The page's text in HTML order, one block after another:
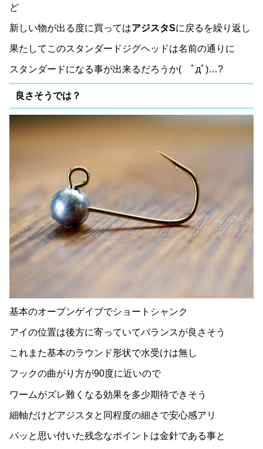
ど
新しい物が出る度に買ってはアジスタSに戻るを繰り返し
果たしてこのスタンダードジグヘッドは名前の通りに
スタンダードになる事が出来るだろうか( ﾟдﾟ)…?
良さそうでは？
基本のオープンゲイブでショートシャンク
アイの位置は後方に寄っていてバランスが良さそう
これまた基本のラウンド形状で水受けは無し
フックの曲がり方が90度に近いので
ワームがズレ難くなる効果を多少期待できそう
細軸だけどアジスタと同程度の細さで安心感アリ
パッと思い付いた残念なポイントは金針である事と